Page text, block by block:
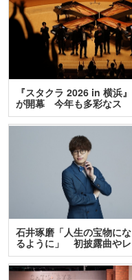
『スタクラ 2026 in 横浜』
が開幕 今年も多彩なス
テ…
石井琢磨「人生の宝物にな
るように」 初披露曲やレ
ア…